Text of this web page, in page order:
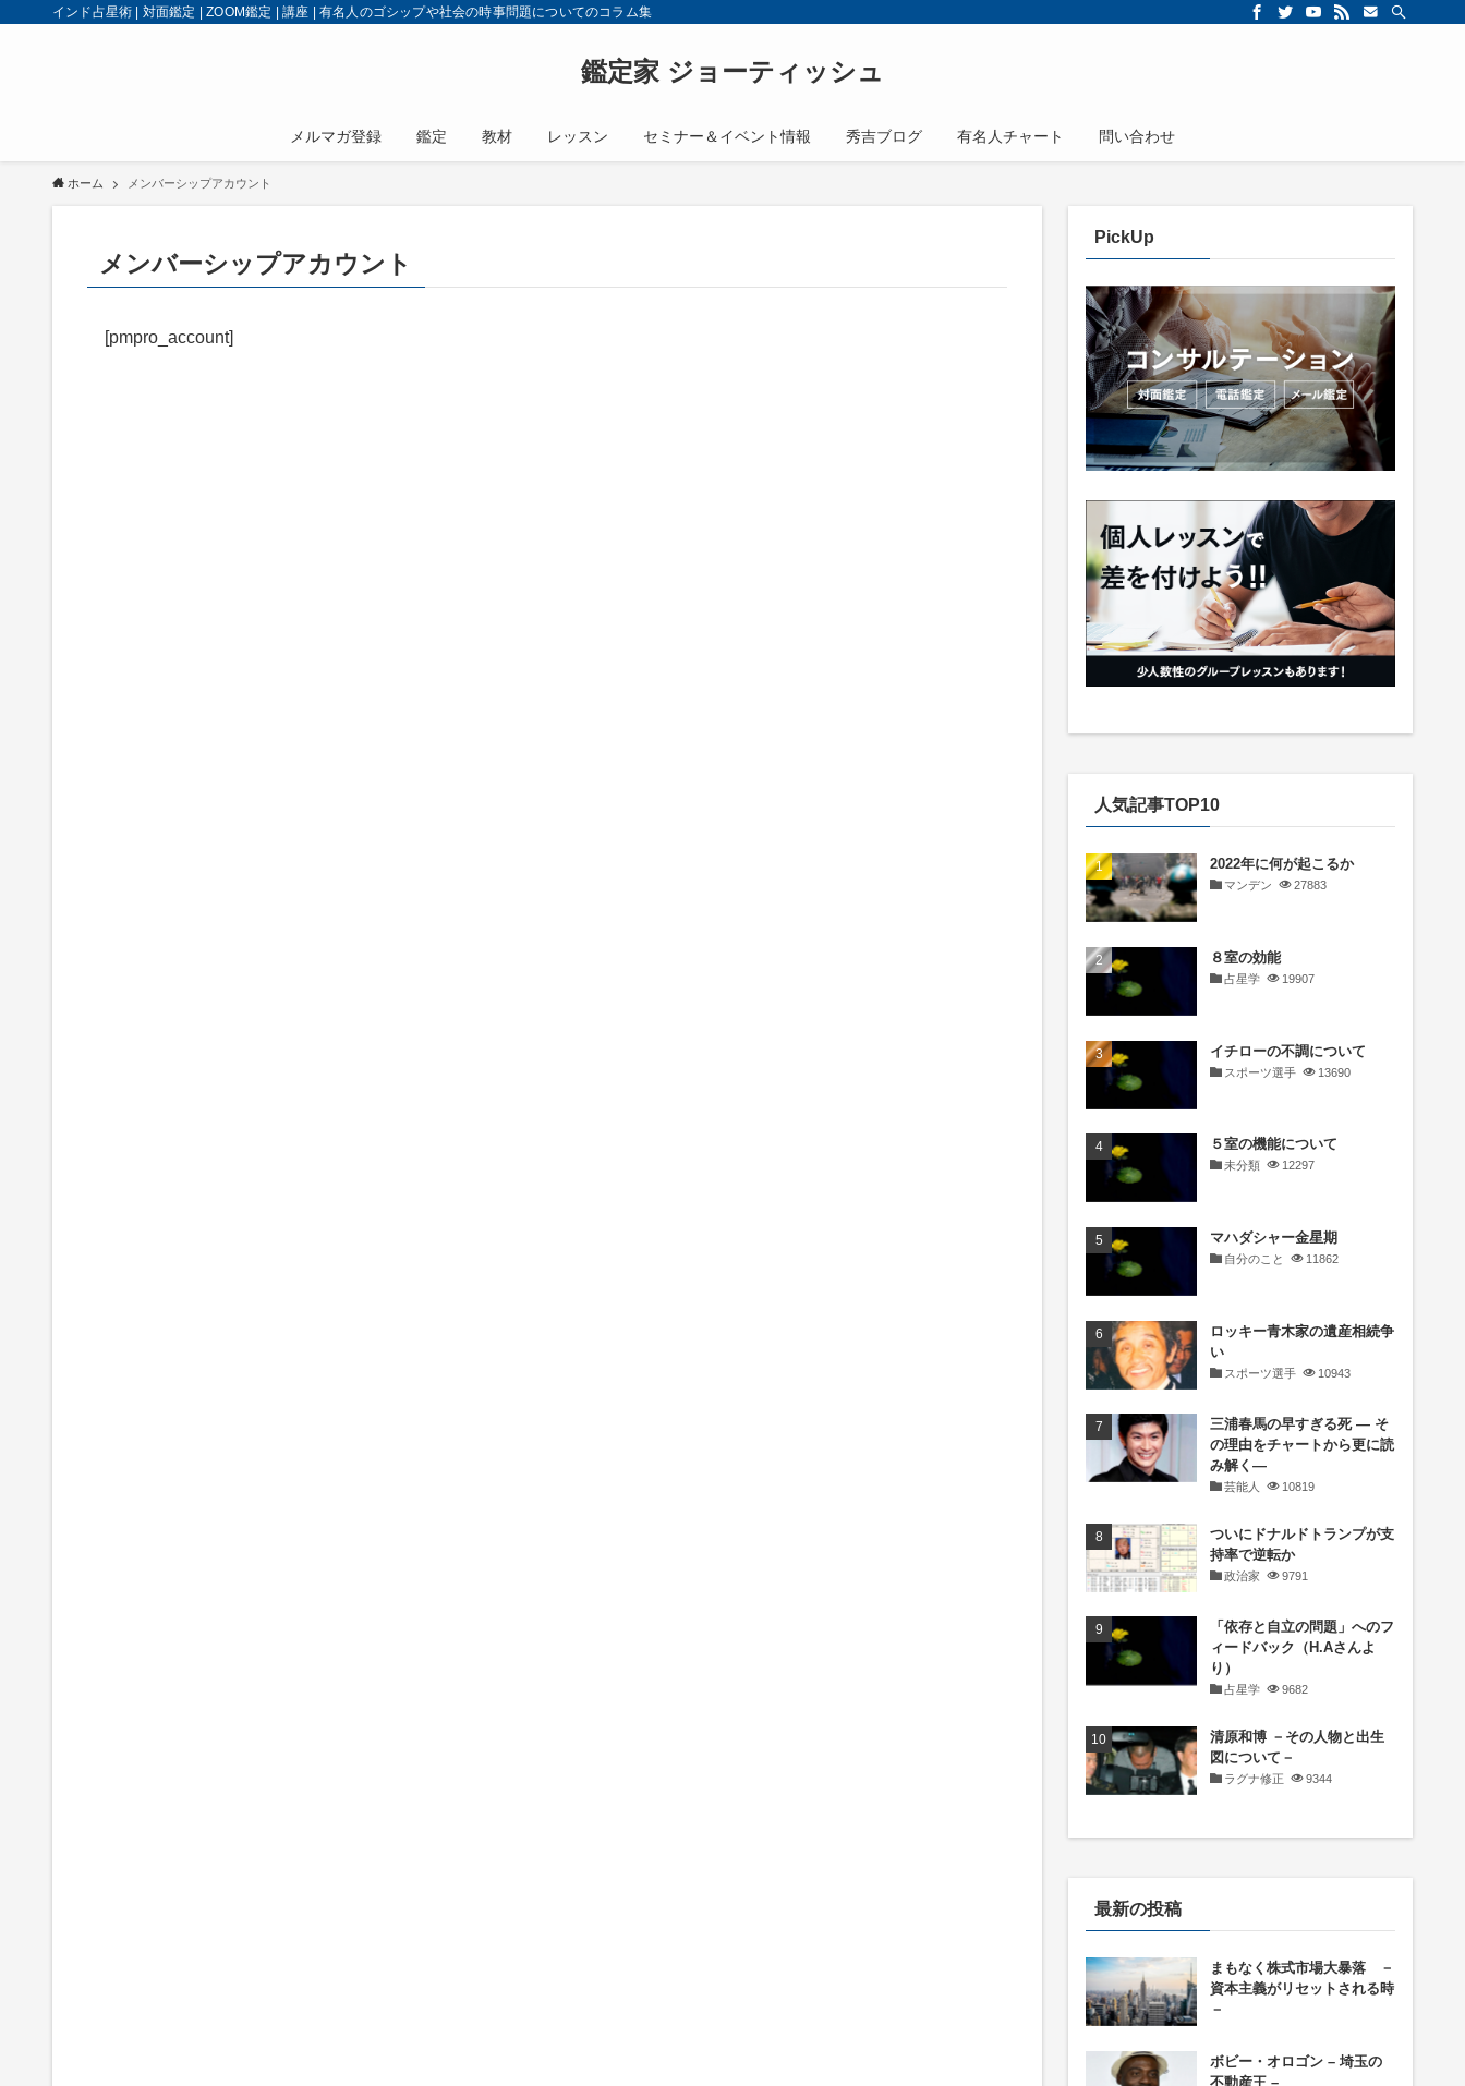
インド占星術 | 対面鑑定 | ZOOM鑑定 | 講座 | 有名人のゴシップや社会の時事問題についてのコラム集
鑑定家 ジョーティッシュ
メルマガ登録 鑑定 教材 レッスン セミナー＆イベント情報 秀吉ブログ 有名人チャート 問い合わせ
ホーム メンバーシップアカウント
メンバーシップアカウント
[pmpro_account]
PickUp
人気記事TOP10
2022年に何が起こるか
マンデン 27883
８室の効能
占星学 19907
イチローの不調について
スポーツ選手 13690
５室の機能について
未分類 12297
マハダシャー金星期
自分のこと 11862
ロッキー青木家の遺産相続争
い
スポーツ選手 10943
三浦春馬の早すぎる死 ― そ
の理由をチャートから更に読
み解く―
芸能人 10819
ついにドナルドトランプが支
持率で逆転か
政治家 9791
「依存と自立の問題」へのフ
ィードバック（H.Aさんよ
り）
占星学 9682
清原和博 －その人物と出生
図について－
ラグナ修正 9344
最新の投稿
まもなく株式市場大暴落 －
資本主義がリセットされる時
－
ボビー・オロゴン – 埼玉の
不動産王 –